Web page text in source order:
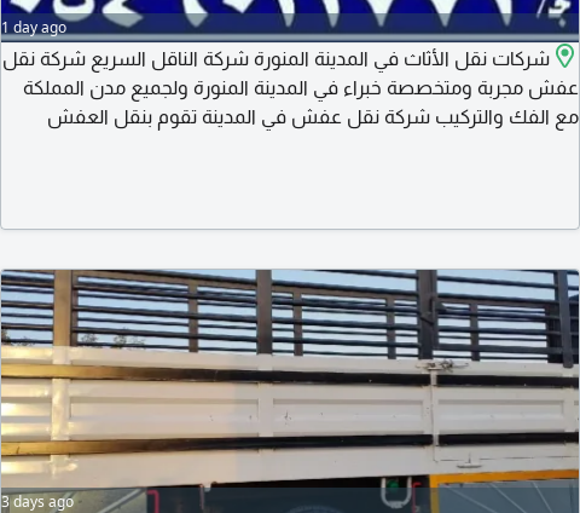
1 day ago
شركات نقل الأثاث في المدينة المنورة شركة الناقل السريع شركة نقل
عفش مجربة ومتخصصة خبراء في المدينة المنورة ولجميع مدن المملكة
مع الفك والتركيب شركة نقل عفش في المدينة تقوم بنقل العفش
3 days ago